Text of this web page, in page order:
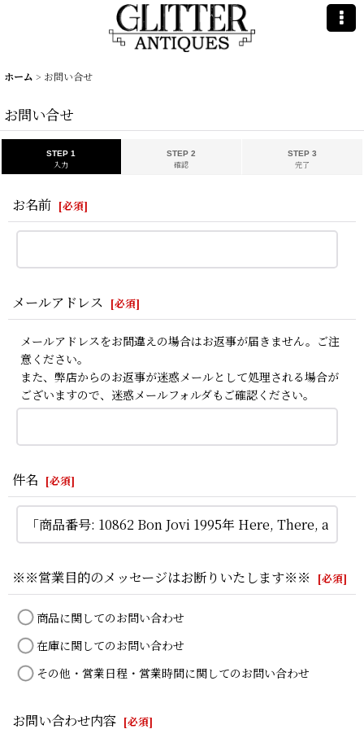
ホーム > お問い合せ
お問い合せ
STEP 1
入力
STEP 2
確認
STEP 3
完了
お名前 [必須]
メールアドレス [必須]
メールアドレスをお間違えの場合はお返事が届きません。ご注
意ください。
また、弊店からのお返事が迷惑メールとして処理される場合が
ございますので、迷惑メールフォルダもご確認ください。
件名 [必須]
※※営業目的のメッセージはお断りいたします※※ [必須]
商品に関してのお問い合わせ
在庫に関してのお問い合わせ
その他・営業日程・営業時間に関してのお問い合わせ
お問い合わせ内容 [必須]